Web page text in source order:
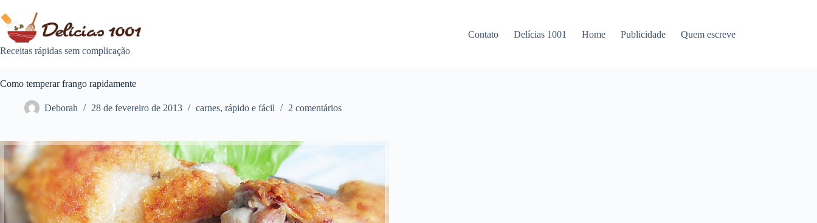
para
conteúdo
Receitas rápidas sem complicação
Contato Delícias 1001 Home Publicidade Quem escreve
Como temperar frango rapidamente
Deborah 28 de fevereiro de 2013 carnes, rápido e fácil 2 comentários